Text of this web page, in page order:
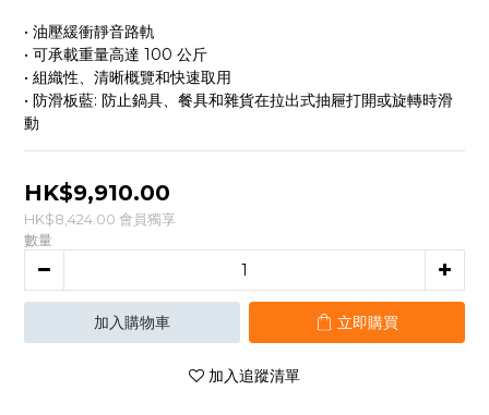
• 油壓緩衝靜音路軌
• 可承載重量高達 100 公斤
• 組織性、清晰概覽和快速取用
• 防滑板藍: 防止鍋具、餐具和雜貨在拉出式抽屜打開或旋轉時滑
動
HK$9,910.00
HK$8,424.00 會員獨享
數量
加入購物車 立即購買
加入追蹤清單